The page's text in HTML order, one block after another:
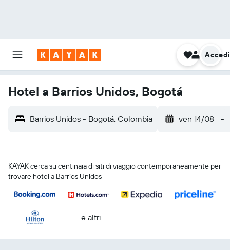
Accedi
Hotel a Barrios Unidos, Bogotá
Barrios Unidos - Bogotá, Colombia ven 14/08 -
KAYAK cerca su centinaia di siti di viaggio contemporaneamente per
trovare hotel a Barrios Unidos
...e altri